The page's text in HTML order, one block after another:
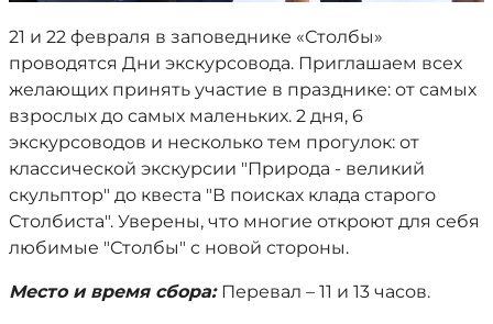
21 и 22 февраля в заповеднике «Столбы»
проводятся Дни экскурсовода. Приглашаем всех
желающих принять участие в празднике: от самых
взрослых до самых маленьких. 2 дня, 6
экскурсоводов и несколько тем прогулок: от
классической экскурсии "Природа - великий
скульптор" до квеста "В поисках клада старого
Столбиста". Уверены, что многие откроют для себя
любимые "Столбы" с новой стороны.
Место и время сбора: Перевал – 11 и 13 часов.